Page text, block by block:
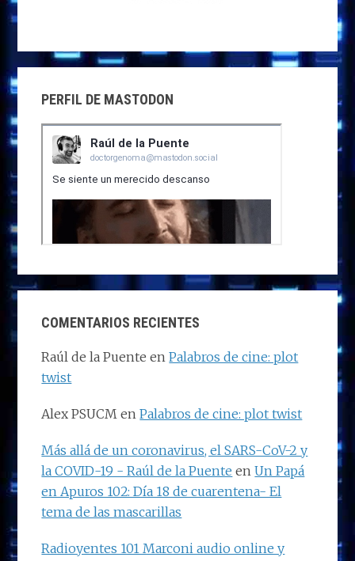
PERFIL DE MASTODON
COMENTARIOS RECIENTES
Raúl de la Puente enPalabros de cine: plot
twist
Alex PSUCM enPalabros de cine: plot twist
Más allá de un coronavirus, el SARS-CoV-2 y
la COVID-19 - Raúl de la Puente enUn Papá
en Apuros 102: Día 18 de cuarentena- El
tema de las mascarillas
Radioyentes 101 Marconi audio online y